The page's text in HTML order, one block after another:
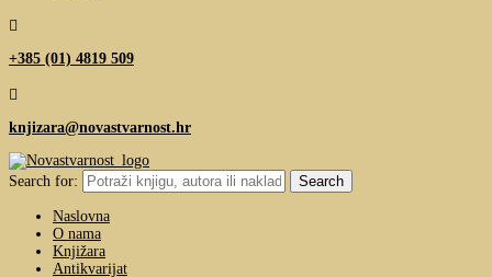

+385 (01) 4819 509

knjizara@novastvarnost.hr
Search for:
Naslovna
O nama
Knjižara
Antikvarijat